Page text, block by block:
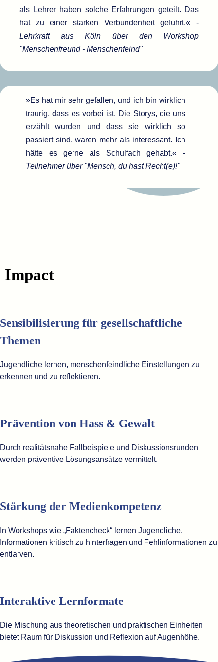
als Lehrer haben solche Erfahrungen geteilt. Das
hat zu einer starken Verbundenheit geführt.« -
Lehrkraft aus Köln über den Workshop
"Menschenfreund - Menschenfeind"
»Es hat mir sehr gefallen, und ich bin wirklich
traurig, dass es vorbei ist. Die Storys, die uns
erzählt wurden und dass sie wirklich so
passiert sind, waren mehr als interessant. Ich
hätte es gerne als Schulfach gehabt.« -
Teilnehmer über "Mensch, du hast Recht(e)!"
Impact
Sensibilisierung für gesellschaftliche
Themen
Jugendliche lernen, menschenfeindliche Einstellungen zu
erkennen und zu reflektieren.
Prävention von Hass & Gewalt
Durch realitätsnahe Fallbeispiele und Diskussionsrunden
werden präventive Lösungsansätze vermittelt.
Stärkung der Medienkompetenz
In Workshops wie „Faktencheck“ lernen Jugendliche,
Informationen kritisch zu hinterfragen und Fehlinformationen zu
entlarven.
Interaktive Lernformate
Die Mischung aus theoretischen und praktischen Einheiten
bietet Raum für Diskussion und Reflexion auf Augenhöhe.